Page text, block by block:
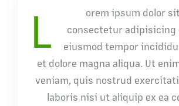
L
orem ipsum dolor
consectetur adipisicing
eiusmod tempor
et dolore magna aliqua. Ut
veniam, quis nostrud
laboris nisi ut aliquip ex ea